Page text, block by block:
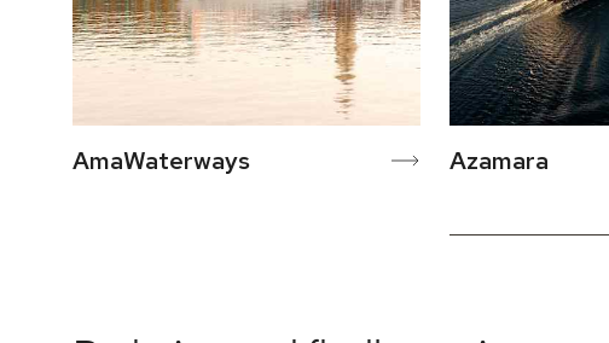
AmaWaterways Azamara